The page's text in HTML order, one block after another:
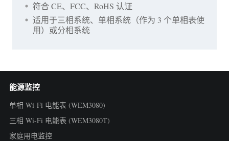
符合 CE、FCC、RoHS 认证
适用于三相系统、单相系统（作为 3 个单相表使
用）或分相系统
能源监控
单相 Wi-Fi 电能表 (WEM3080)
三相 Wi-Fi 电能表 (WEM3080T)
家庭用电监控